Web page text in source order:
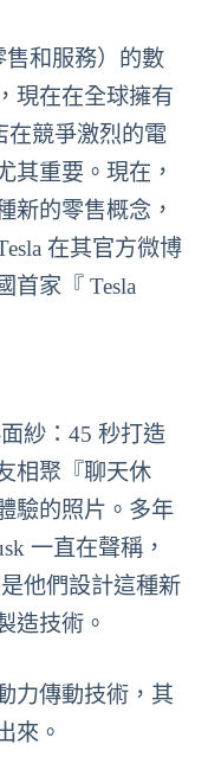
售和服務）的數
現在在全球擁有
在競爭激烈的電
其重要。現在，
新的零售概念，
在其官方微博
首家『 Tesla
紗：45 秒打造
相聚『聊天休
驗的照片。多年
一直在聲稱，
他們設計這種新
造技術。
力傳動技術，其
來。